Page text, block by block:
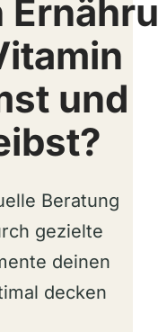
und
Beratung
gezielte
deinen
decken